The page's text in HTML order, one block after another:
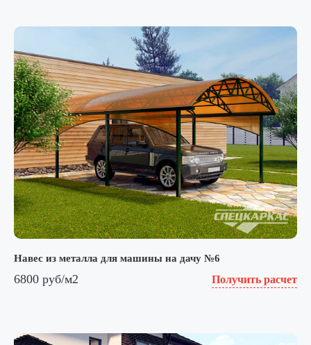
Навес из металла для машины на дачу №6
6800 руб/м2 Получить расчет